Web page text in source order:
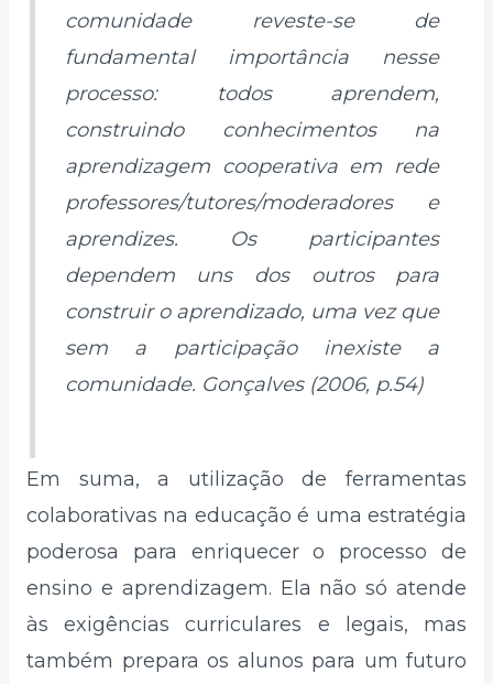
comunidade reveste-se de
fundamental importância nesse
processo: todos aprendem,
construindo conhecimentos na
aprendizagem cooperativa em rede
professores/tutores/moderadores e
aprendizes. Os participantes
dependem uns dos outros para
construir o aprendizado, uma vez que
sem a participação inexiste a
comunidade. Gonçalves (2006, p.54)
Em suma, a utilização de ferramentas
colaborativas na educação é uma estratégia
poderosa para enriquecer o processo de
ensino e aprendizagem. Ela não só atende
às exigências curriculares e legais, mas
também prepara os alunos para um futuro